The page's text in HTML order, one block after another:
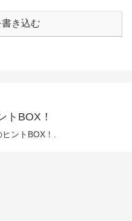
き込む
トBOX！
ントBOX！.